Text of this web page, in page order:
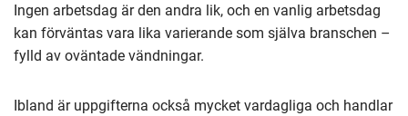
Ingen arbetsdag är den andra lik, och en vanlig arbetsdag
kan förväntas vara lika varierande som själva branschen –
fylld av oväntade vändningar.
Ibland är uppgifterna också mycket vardagliga och handlar